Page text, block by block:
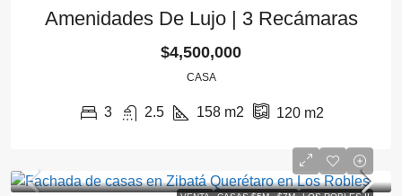
Amenidades De Lujo | 3 Recámaras
$4,500,000
CASA
3 2.5 158 m2 120m2